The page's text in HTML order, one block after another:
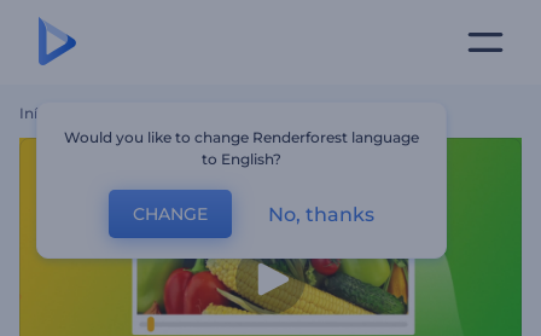
Início
Would you like to change Renderforest language
to English?
CHANGE No, thanks